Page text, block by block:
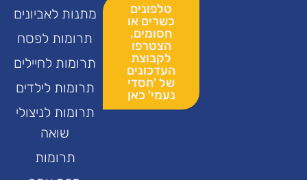
טלפונים
כשרים או
חסומים,
הצטרפו
לקבוצת
העדכונים
של 'חסדי
נעמי' כאן
מתנות לאביונים
תרומות לפסח
תרומות לחיילים
תרומות לילדים
תרומות לניצולי
שואה
תרומות